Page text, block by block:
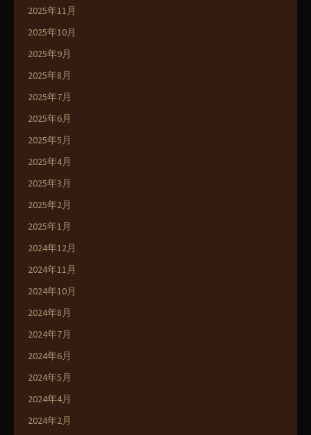
2025年11月
2025年10月
2025年9月
2025年8月
2025年7月
2025年6月
2025年5月
2025年4月
2025年3月
2025年2月
2025年1月
2024年12月
2024年11月
2024年10月
2024年8月
2024年7月
2024年6月
2024年5月
2024年4月
2024年2月